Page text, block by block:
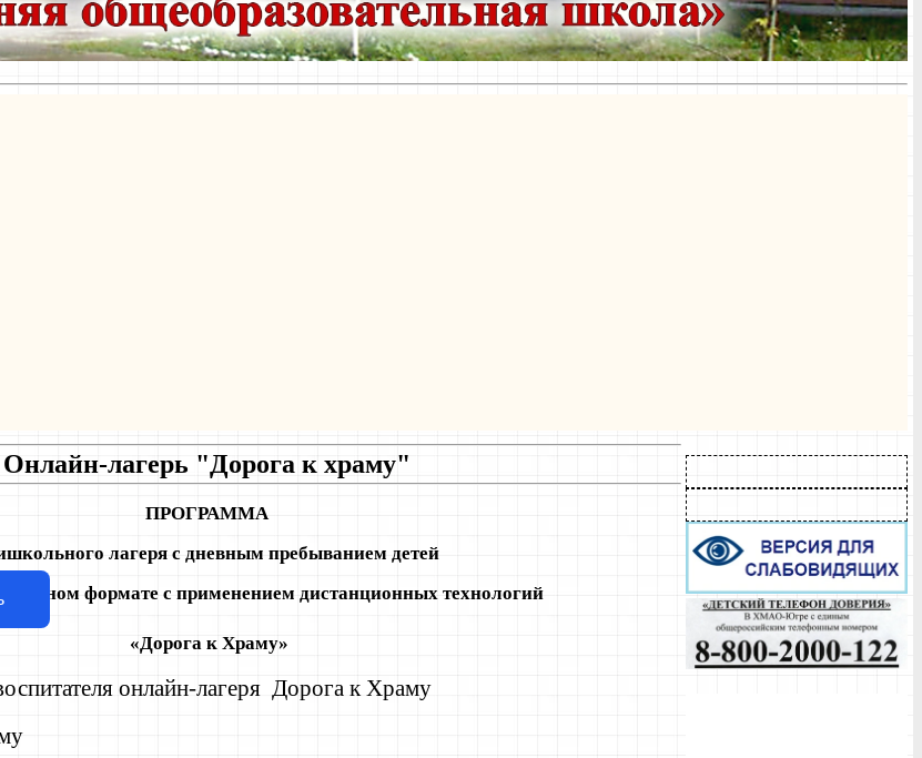
Онлайн-лагерь "Дорога к храму"
ПРОГРАММА
лагеря с дневным пребыванием детей
заочном формате с применением дистанционных технологий
«Дорога к Храму»
онлайн-лагеря Дорога к Храму